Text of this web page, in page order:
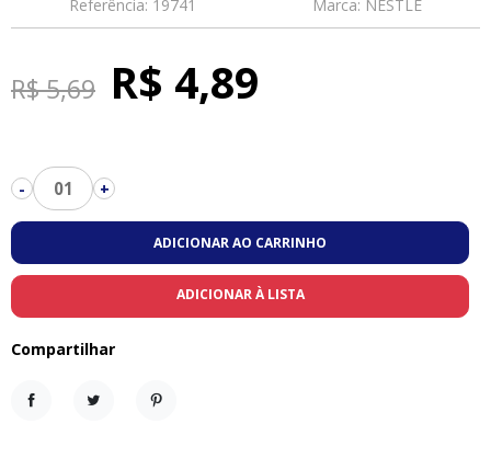
Referência: 19741 Marca: NESTLE
R$ 5,69 R$ 4,89
- 01 +
ADICIONAR AO CARRINHO
ADICIONAR À LISTA
Compartilhar